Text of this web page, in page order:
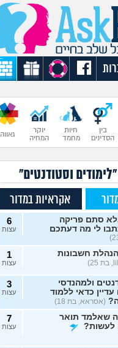
בין
הסדינים
חיות
מחמד
יוקר
המחיה
גאווה
וסטודנטים"
אקראיות במדור
סתם פריקה
לי מה דעתכם
6
עצות
חשבונות
1
עצות
ולמהנדסי
כדאי ללמוד
(אסראא, בת 18)
3
עצות
שאלמד תואר
לעשות?
7
עצות